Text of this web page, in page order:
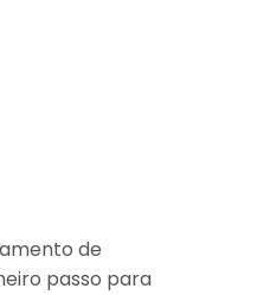
de
passo para